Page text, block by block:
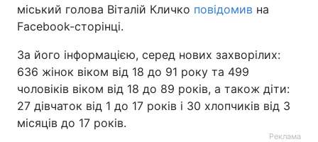
міський голова Віталій Кличко повідомив на
Facebook-сторінці.
За його інформацією, серед нових захворілих:
636 жінок віком від 18 до 91 року та 499
чоловіків віком від 18 до 89 років, а також діти:
27 дівчаток від 1 до 17 років і 30 хлопчиків від 3
місяців до 17 років.
Реклама